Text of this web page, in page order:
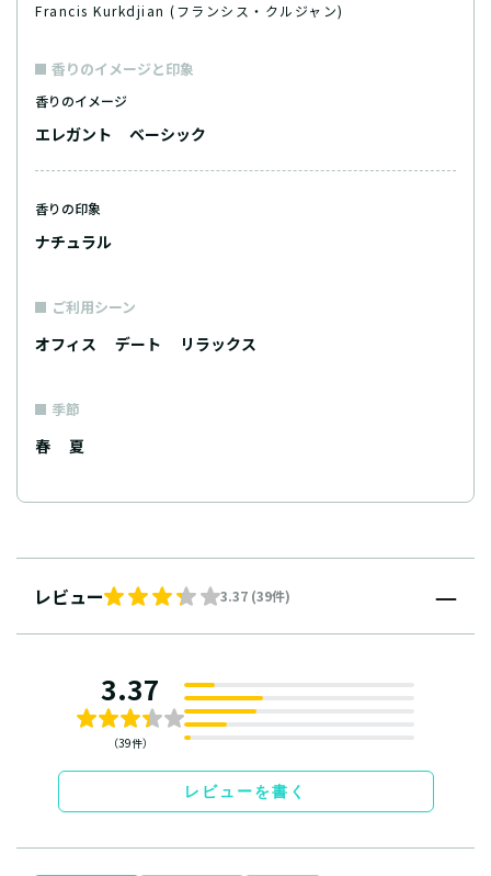
Francis Kurkdjian (フランシス・クルジャン)
香りのイメージと印象
香りのイメージ
エレガント ベーシック
香りの印象
ナチュラル
ご利用シーン
オフィス デート リラックス
季節
春 夏
レビュー 3.37 (39件)
3.37
（39件）
レビューを書く